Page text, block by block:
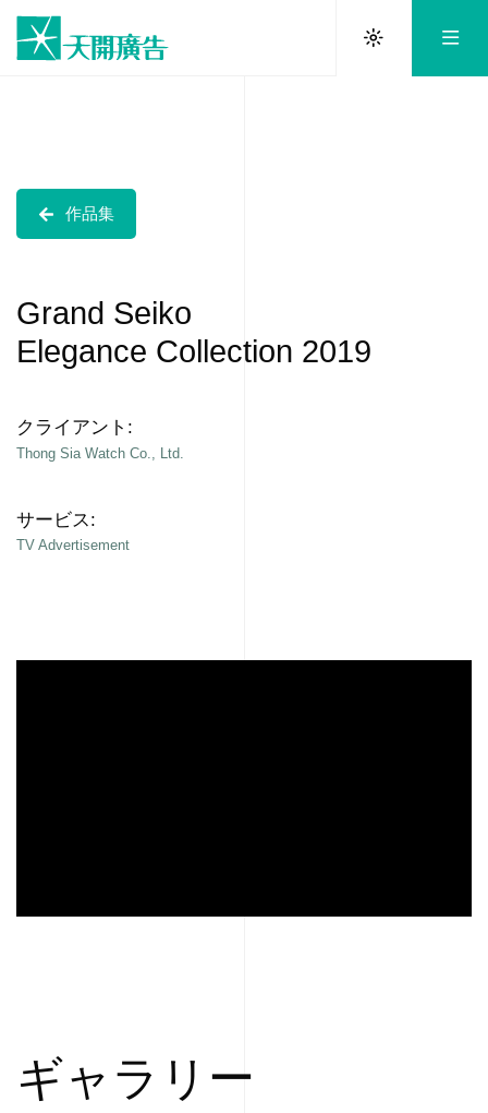
作品集
Grand Seiko
Elegance Collection 2019
クライアント:
Thong Sia Watch Co., Ltd.
サービス:
TV Advertisement
ギャラリー